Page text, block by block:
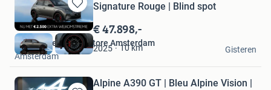
Bewaren
in
Mijn
Favorieten
Signature Rouge | Blind spot
€ 47.898,-
2025 10km
Van Mossel Alpine Store Amsterdam
Amsterdam
Gisteren
Alpine A390 GT | Bleu Alpine Vision |